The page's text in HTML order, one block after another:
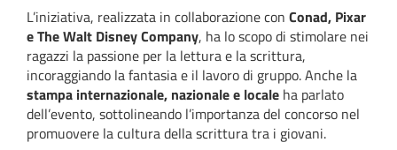
L’iniziativa, realizzata in collaborazione con Conad, Pixar
e The Walt Disney Company, ha lo scopo di stimolare nei
ragazzi la passione per la lettura e la scrittura,
incoraggiando la fantasia e il lavoro di gruppo. Anche la
stampa internazionale, nazionale e locale ha parlato
dell’evento, sottolineando l’importanza del concorso nel
promuovere la cultura della scrittura tra i giovani.